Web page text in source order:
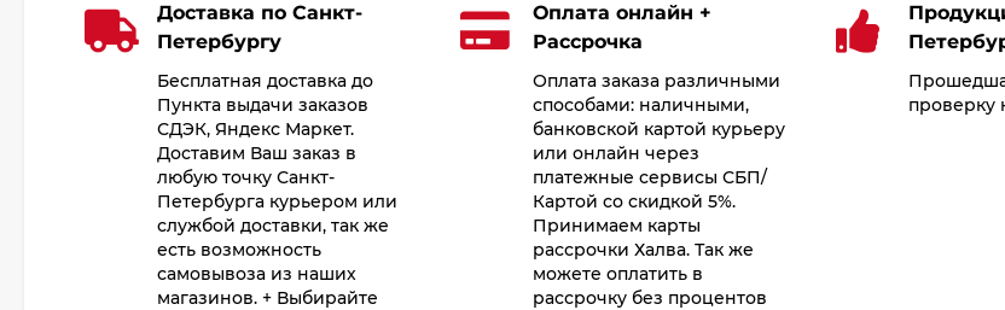
Доставка по Санкт-
Петербургу
Бесплатная доставка до
Пункта выдачи заказов
СДЭК, Яндекс Маркет.
Доставим Ваш заказ в
любую точку Санкт-
Петербурга курьером или
службой доставки, так же
есть возможность
самовывоза из наших
магазинов. + Выбирайте
Оплата онлайн +
Рассрочка
Оплата заказа различными
способами: наличными,
банковской картой курьеру
или онлайн через
платежные сервисы СБП/
Картой со скидкой 5%.
Принимаем карты
рассрочки Халва. Так же
можете оплатить в
рассрочку без процентов
проверку